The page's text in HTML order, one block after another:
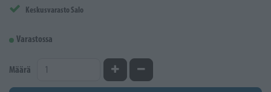
Keskusvarasto Salo
Varastossa
Määrä Kasvata määrääVähennä määrää